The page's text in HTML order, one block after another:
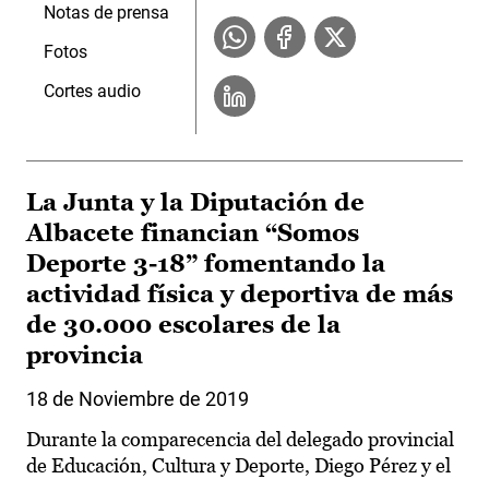
Notas de prensa
Fotos
Cortes audio
La Junta y la Diputación de
Albacete financian “Somos
Deporte 3-18” fomentando la
actividad física y deportiva de más
de 30.000 escolares de la
provincia
18 de Noviembre de 2019
Durante la comparecencia del delegado provincial
de Educación, Cultura y Deporte, Diego Pérez y el